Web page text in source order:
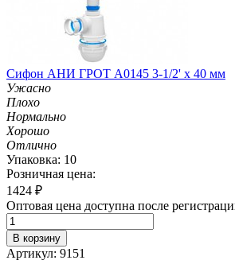
Сифон АНИ ГРОТ A0145 3-1/2' х 40 мм
Ужасно
Плохо
Нормально
Хорошо
Отлично
Упаковка: 10
Розничная цена:
1424 ₽
Оптовая цена доступна после
В корзину
Артикул: 9151